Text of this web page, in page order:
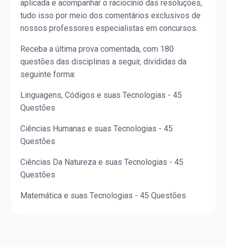
aplicada e acompanhar o raciocínio das resoluções,
tudo isso por meio dos comentários exclusivos de
nossos professores especialistas em concursos.
Receba a última prova comentada, com 180
questões das disciplinas a seguir, divididas da
seguinte forma:
Linguagens, Códigos e suas Tecnologias - 45
Questões
Ciências Humanas e suas Tecnologias - 45
Questões
Ciências Da Natureza e suas Tecnologias - 45
Questões
Matemática e suas Tecnologias - 45 Questões